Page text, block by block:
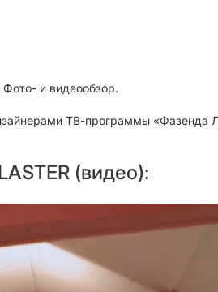
и видеообзор.
ТВ-программы «Фазенда
(видео):